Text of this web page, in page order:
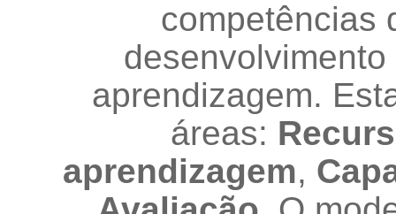
competências
aprendizagem.
áreas:
aprendizagem,